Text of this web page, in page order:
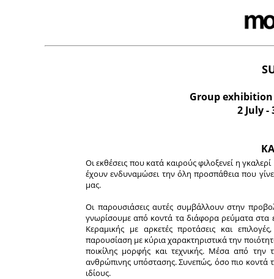
Group
2 July -
Οι εκθέσεις που κατά καιρούς φιλοξενεί η
έχουν ενδυναμώσει την όλη προσπάθεια που
μας.
Οι παρουσιάσεις αυτές συμβάλλουν στην
γνωρίσουμε από κοντά τα διάφορα ρεύματα στα
Κεραμικής με αρκετές προτάσεις και
παρουσίαση με κύρια χαρακτηριστικά την
ποικίλης μορφής και τεχνικής. Μέσα από την
ανθρώπινης υπόστασης. Συνεπώς, όσο πιο κοντά
ιδίους.